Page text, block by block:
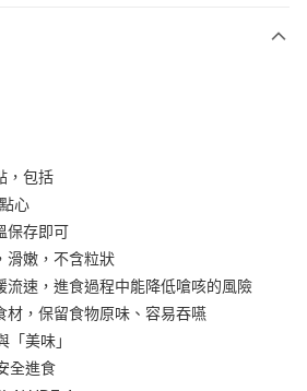
以上)免運費
，包括
心
保存即可
滑嫩，不含粒狀
速，進食過程中能降低嗆咳的風險
，保留食物原味、容易吞嚥
「美味」
全進食